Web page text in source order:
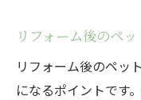
リフォーム後のペ
リフォーム後のペッ
になるポイントです